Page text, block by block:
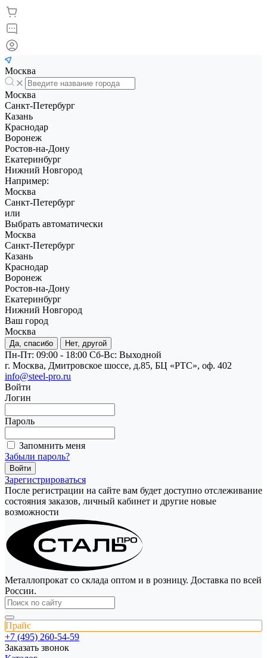
Москва
Москва
Санкт-Петербург
Казань
Краснодар
Воронеж
Ростов-на-Дону
Екатеринбург
Нижний Новгород
Например:
Москва
Санкт-Петербург
или
Выбрать автоматически
Москва
Санкт-Петербург
Казань
Краснодар
Воронеж
Ростов-на-Дону
Екатеринбург
Нижний Новгород
Ваш город
Москва
Да, спасибо Нет, другой
Пн-Пт: 09:00 - 18:00 Cб-Вс: Выходной
г. Москва, Дмитровское шоссе, д.85, БЦ «РТС», оф. 402
info@steel-pro.ru
Войти
Логин
Пароль
Запомнить меня
Забыли пароль?
Зарегистрироваться
После регистрации на сайте вам будет доступно отслеживание
состояния заказов, личный кабинет и другие новые
возможности
Металлопрокат со склада оптом и в розницу. Доставка по всей
России.
Прайс
+7 (495) 260-54-59
Заказать звонок